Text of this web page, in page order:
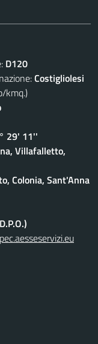
D120
Costigliolesi
kmq.)
29' 11''
Villafalletto,
Colonia, Sant'Anna